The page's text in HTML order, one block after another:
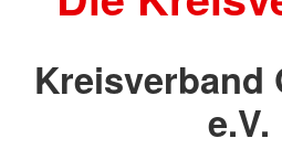
Kreisverband
e.V.